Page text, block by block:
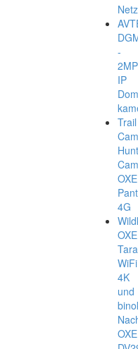
-
IP
Trail
OXE
4G
OXE
WiFi
4K
und
OXE